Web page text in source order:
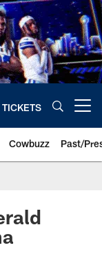
TICKETS
Cowbuzz Past/